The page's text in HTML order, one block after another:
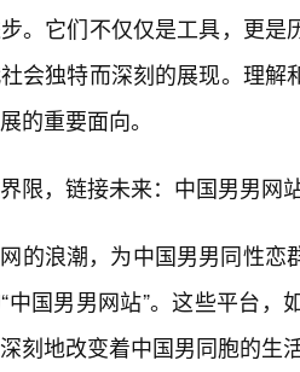
。它们不仅仅是工具，更
会独特而深刻的展现。理
的重要面向。
限，链接未来：中国男男网
的浪潮，为中国男男同性
中国男男网站”。这些平台
刻地改变着中国男同胞的生